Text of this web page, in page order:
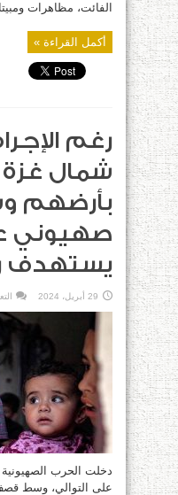
الفائت، مظاهرات
أكمل القراءة »
رغم
شمال
بأرضهم
صهيوني
يستهدف
29 أبريل، 2024
على التوالي، وسط